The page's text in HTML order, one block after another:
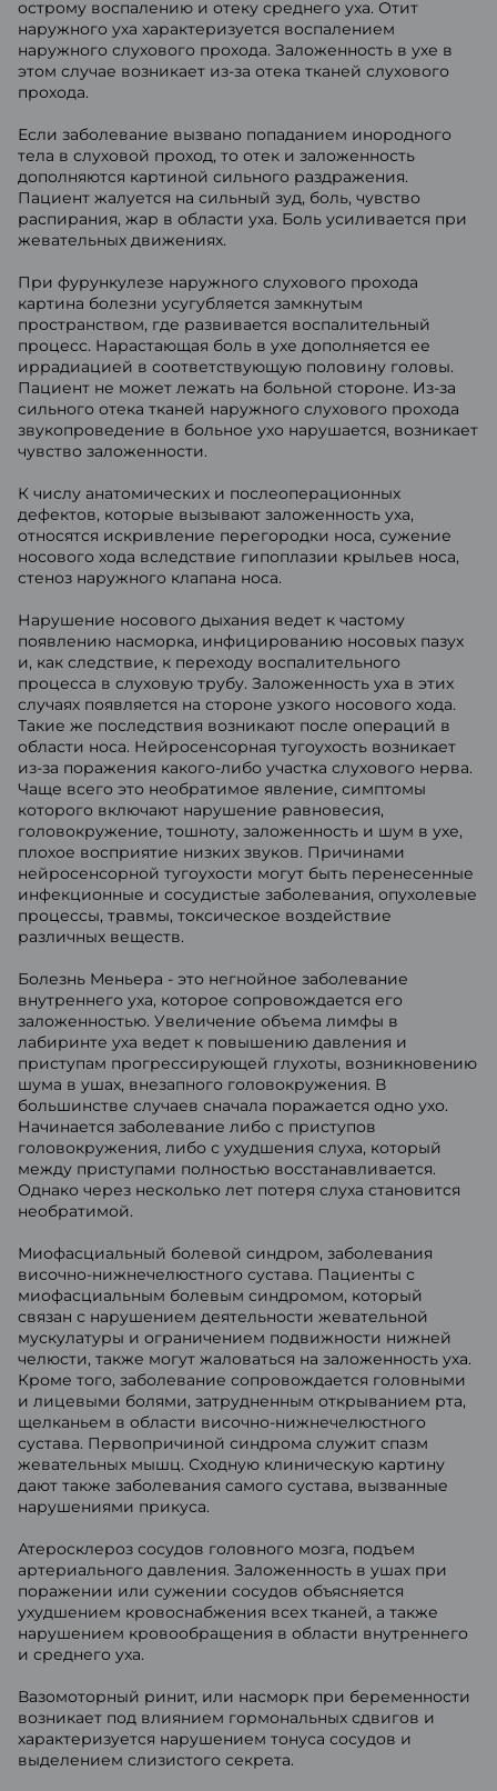
острому воспалению и отеку среднего уха. Отит
наружного уха характеризуется воспалением
наружного слухового прохода. Заложенность в ухе в
этом случае возникает из-за отека тканей слухового
прохода.
Если заболевание вызвано попаданием инородного
тела в слуховой проход, то отек и заложенность
дополняются картиной сильного раздражения.
Пациент жалуется на сильный зуд, боль, чувство
распирания, жар в области уха. Боль усиливается при
жевательных движениях.
При фурункулезе наружного слухового прохода
картина болезни усугубляется замкнутым
пространством, где развивается воспалительный
процесс. Нарастающая боль в ухе дополняется ее
иррадиацией в соответствующую половину головы.
Пациент не может лежать на больной стороне. Из-за
сильного отека тканей наружного слухового прохода
звукопроведение в больное ухо нарушается, возникает
чувство заложенности.
К числу анатомических и послеоперационных
дефектов, которые вызывают заложенность уха,
относятся искривление перегородки носа, сужение
носового хода вследствие гипоплазии крыльев носа,
стеноз наружного клапана носа.
Нарушение носового дыхания ведет к частому
появлению насморка, инфицированию носовых пазух
и, как следствие, к переходу воспалительного
процесса в слуховую трубу. Заложенность уха в этих
случаях появляется на стороне узкого носового хода.
Такие же последствия возникают после операций в
области носа. Нейросенсорная тугоухость возникает
из-за поражения какого-либо участка слухового нерва.
Чаще всего это необратимое явление, симптомы
которого включают нарушение равновесия,
головокружение, тошноту, заложенность и шум в ухе,
плохое восприятие низких звуков. Причинами
нейросенсорной тугоухости могут быть перенесенные
инфекционные и сосудистые заболевания, опухолевые
процессы, травмы, токсическое воздействие
различных веществ.
Болезнь Меньера - это негнойное заболевание
внутреннего уха, которое сопровождается его
заложенностью. Увеличение объема лимфы в
лабиринте уха ведет к повышению давления и
приступам прогрессирующей глухоты, возникновению
шума в ушах, внезапного головокружения. В
большинстве случаев сначала поражается одно ухо.
Начинается заболевание либо с приступов
головокружения, либо с ухудшения слуха, который
между приступами полностью восстанавливается.
Однако через несколько лет потеря слуха становится
необратимой.
Миофасциальный болевой синдром, заболевания
височно-нижнечелюстного сустава. Пациенты с
миофасциальным болевым синдромом, который
связан с нарушением деятельности жевательной
мускулатуры и ограничением подвижности нижней
челюсти, также могут жаловаться на заложенность уха.
Кроме того, заболевание сопровождается головными
и лицевыми болями, затрудненным открыванием рта,
щелканьем в области височно-нижнечелюстного
сустава. Первопричиной синдрома служит спазм
жевательных мышц. Сходную клиническую картину
дают также заболевания самого сустава, вызванные
нарушениями прикуса.
Атеросклероз сосудов головного мозга, подъем
артериального давления. Заложенность в ушах при
поражении или сужении сосудов объясняется
ухудшением кровоснабжения всех тканей, а также
нарушением кровообращения в области внутреннего
и среднего уха.
Вазомоторный ринит, или насморк при беременности
возникает под влиянием гормональных сдвигов и
характеризуется нарушением тонуса сосудов и
выделением слизистого секрета.